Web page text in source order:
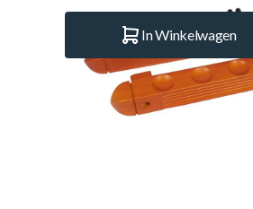
In Winkelwagen
Korte Beschrijving